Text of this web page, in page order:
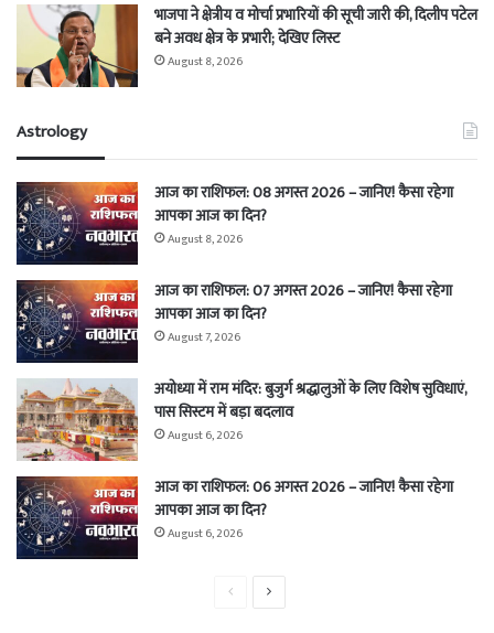
भाजपा ने क्षेत्रीय व मोर्चा प्रभारियों की सूची जारी की, दिलीप पटेल
बने अवध क्षेत्र के प्रभारी; देखिए लिस्ट
August 8, 2026
Astrology
आज का राशिफल: 08 अगस्त 2026 – जानिए! कैसा रहेगा
आपका आज का दिन?
August 8, 2026
आज का राशिफल: 07 अगस्त 2026 – जानिए! कैसा रहेगा
आपका आज का दिन?
August 7, 2026
अयोध्या में राम मंदिर: बुजुर्ग श्रद्धालुओं के लिए विशेष सुविधाएं,
पास सिस्टम में बड़ा बदलाव
August 6, 2026
आज का राशिफल: 06 अगस्त 2026 – जानिए! कैसा रहेगा
आपका आज का दिन?
August 6, 2026
PreviousNext